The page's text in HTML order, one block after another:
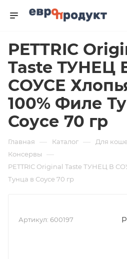
PETTRIC
Taste ТУНЕЦ
СОУСЕ
100% Филе
Соусе 70 гр
Главная — Каталог — Для
Консервы —
PETTRIC Original Taste ТУНЕЦ В
Тунца в Соусе 70 гр
Артикул: 600197